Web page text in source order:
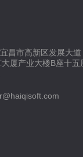
昌市高新区发展大道
厦产业大楼B座十五